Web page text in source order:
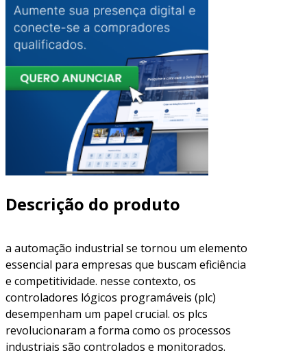
Descrição do produto
a automação industrial se tornou um elemento
essencial para empresas que buscam eficiência
e competitividade. nesse contexto, os
controladores lógicos programáveis (plc)
desempenham um papel crucial. os plcs
revolucionaram a forma como os processos
industriais são controlados e monitorados.